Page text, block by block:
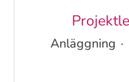
Anläggning ·